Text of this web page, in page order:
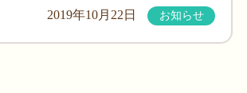
2019年10月22日 お知らせ